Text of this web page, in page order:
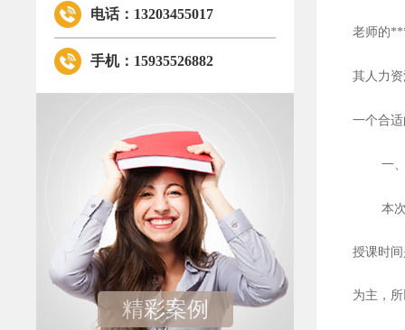
电话：13203455017
手机：15935526882
精彩案例
老师的
其人力
一个合
一
本
授课时
为主，